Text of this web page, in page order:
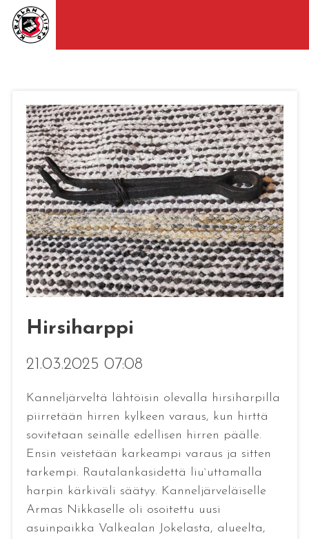
Hirsiharppi
21.03.2025 07:08
Kanneljärveltä lähtöisin olevalla hirsiharpilla
piirretään hirren kylkeen varaus, kun hirttä
sovitetaan seinälle edellisen hirren päälle.
Ensin veistetään karkeampi varaus ja sitten
tarkempi. Rautalankasidettä liu`uttamalla
harpin kärkiväli säätyy. Kanneljärveläiselle
Armas Nikkaselle oli osoitettu uusi
asuinpaikka Valkealan Jokelasta, alueelta,